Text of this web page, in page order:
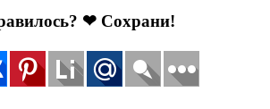
❤ Сохрани!